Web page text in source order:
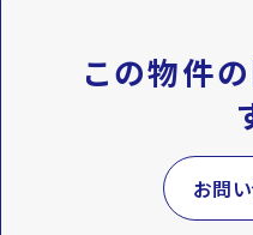
この物件
お問